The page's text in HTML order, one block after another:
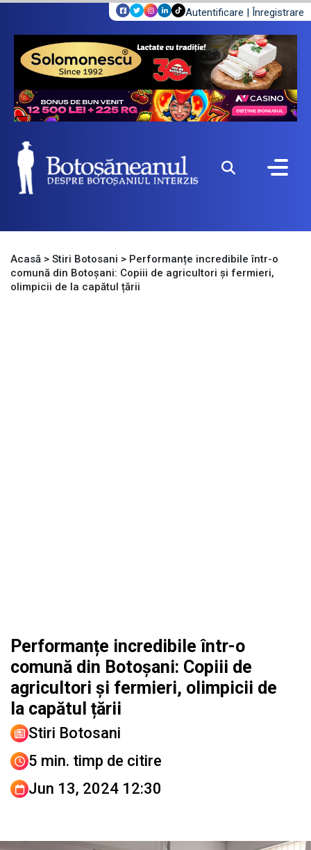
Autentificare | Înregistrare
Acasă > Stiri Botosani > Performanțe incredibile într-o
comună din Botoșani: Copiii de agricultori și fermieri,
olimpicii de la capătul țării
Performanțe incredibile într-o
comună din Botoșani: Copiii de
agricultori și fermieri, olimpicii de
la capătul țării
Stiri Botosani
5 min. timp de citire
Jun 13, 2024 12:30